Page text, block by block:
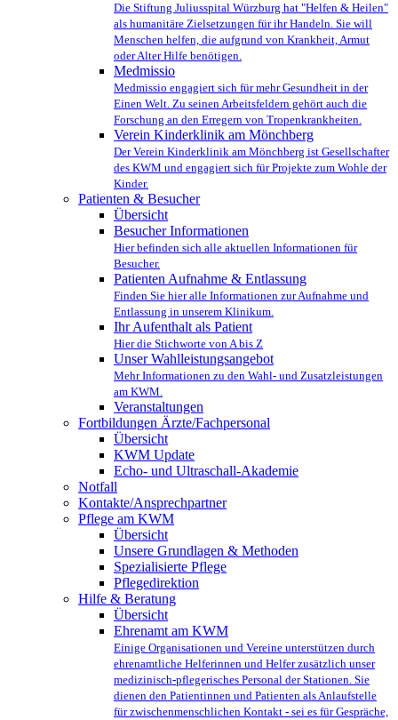
Die Stiftung Juliusspital Würzburg hat "Helfen & Heilen"
als humanitäre Zielsetzungen für ihr Handeln. Sie will
Menschen helfen, die aufgrund von Krankheit, Armut
oder Alter Hilfe benötigen.
Medmissio
Medmissio engagiert sich für mehr Gesundheit in der
Einen Welt. Zu seinen Arbeitsfeldern gehört auch die
Forschung an den Erregern von Tropenkrankheiten.
Verein Kinderklinik am Mönchberg
Der Verein Kinderklinik am Mönchberg ist Gesellschafter
des KWM und engagiert sich für Projekte zum Wohle der
Kinder.
Patienten & Besucher
Übersicht
Besucher Informationen
Hier befinden sich alle aktuellen Informationen für
Besucher.
Patienten Aufnahme & Entlassung
Finden Sie hier alle Informationen zur Aufnahme und
Entlassung in unserem Klinikum.
Ihr Aufenthalt als Patient
Hier die Stichworte von A bis Z
Unser Wahlleistungsangebot
Mehr Informationen zu den Wahl- und Zusatzleistungen
am KWM.
Veranstaltungen
Fortbildungen Ärzte/Fachpersonal
Übersicht
KWM Update
Echo- und Ultraschall-Akademie
Notfall
Kontakte/Ansprechpartner
Pflege am KWM
Übersicht
Unsere Grundlagen & Methoden
Spezialisierte Pflege
Pflegedirektion
Hilfe & Beratung
Übersicht
Ehrenamt am KWM
Einige Organisationen und Vereine unterstützen durch
ehrenamtliche Helferinnen und Helfer zusätzlich unser
medizinisch-pflegerisches Personal der Stationen. Sie
dienen den Patientinnen und Patienten als Anlaufstelle
für zwischenmenschlichen Kontakt - sei es für Gespräche,